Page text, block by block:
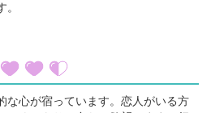
心が宿っています。恋人がいる方